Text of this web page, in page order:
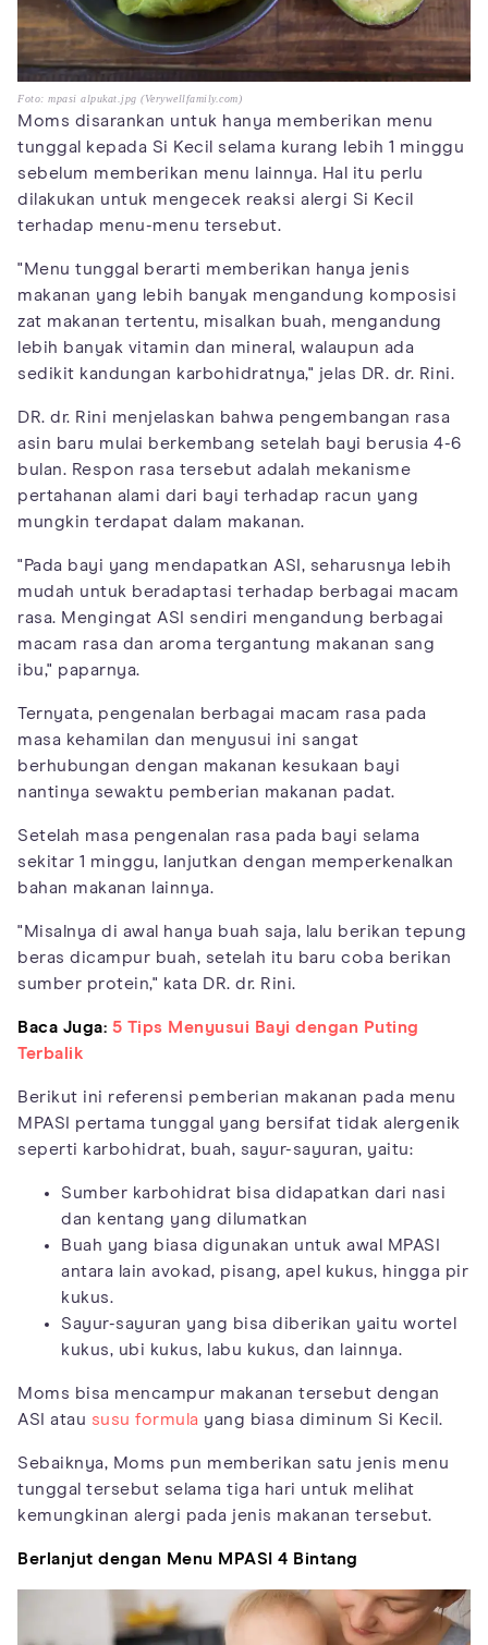
Foto: mpasi alpukat.jpg (Verywellfamily.com)
Moms disarankan untuk hanya memberikan menu
tunggal kepada Si Kecil selama kurang lebih 1 minggu
sebelum memberikan menu lainnya. Hal itu perlu
dilakukan untuk mengecek reaksi alergi Si Kecil
terhadap menu-menu tersebut.
"Menu tunggal berarti memberikan hanya jenis
makanan yang lebih banyak mengandung komposisi
zat makanan tertentu, misalkan buah, mengandung
lebih banyak vitamin dan mineral, walaupun ada
sedikit kandungan karbohidratnya," jelas DR. dr. Rini.
DR. dr. Rini menjelaskan bahwa pengembangan rasa
asin baru mulai berkembang setelah bayi berusia 4-6
bulan. Respon rasa tersebut adalah mekanisme
pertahanan alami dari bayi terhadap racun yang
mungkin terdapat dalam makanan.
"Pada bayi yang mendapatkan ASI, seharusnya lebih
mudah untuk beradaptasi terhadap berbagai macam
rasa. Mengingat ASI sendiri mengandung berbagai
macam rasa dan aroma tergantung makanan sang
ibu," paparnya.
Ternyata, pengenalan berbagai macam rasa pada
masa kehamilan dan menyusui ini sangat
berhubungan dengan makanan kesukaan bayi
nantinya sewaktu pemberian makanan padat.
Setelah masa pengenalan rasa pada bayi selama
sekitar 1 minggu, lanjutkan dengan memperkenalkan
bahan makanan lainnya.
"Misalnya di awal hanya buah saja, lalu berikan tepung
beras dicampur buah, setelah itu baru coba berikan
sumber protein," kata DR. dr. Rini.
Baca Juga: 5 Tips Menyusui Bayi dengan Puting
Terbalik
Berikut ini referensi pemberian makanan pada menu
MPASI pertama tunggal yang bersifat tidak alergenik
seperti karbohidrat, buah, sayur-sayuran, yaitu:
Sumber karbohidrat bisa didapatkan dari nasi
dan kentang yang dilumatkan
Buah yang biasa digunakan untuk awal MPASI
antara lain avokad, pisang, apel kukus, hingga pir
kukus.
Sayur-sayuran yang bisa diberikan yaitu wortel
kukus, ubi kukus, labu kukus, dan lainnya.
Moms bisa mencampur makanan tersebut dengan
ASI atau susu formula yang biasa diminum Si Kecil.
Sebaiknya, Moms pun memberikan satu jenis menu
tunggal tersebut selama tiga hari untuk melihat
kemungkinan alergi pada jenis makanan tersebut.
Berlanjut dengan Menu MPASI 4 Bintang